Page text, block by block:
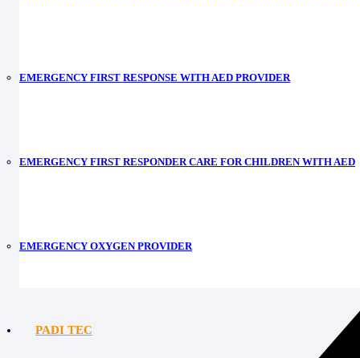
EMERGENCY FIRST RESPONSE WITH AED PROVIDER
EMERGENCY FIRST RESPONDER CARE FOR CHILDREN WITH AED
EMERGENCY OXYGEN PROVIDER
PADI TEC